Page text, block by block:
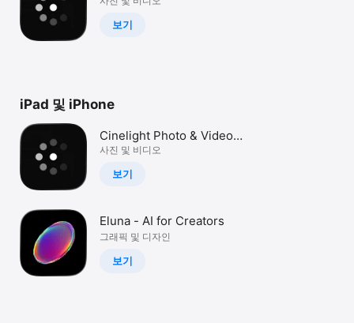
앱
Arcade
플랫폼
iPhone
iPad
Mac
Watch
TV
보기
iPad 및 iPhone
Cinelight Photo & Video
Editor
사진 및 비디오
보기
Eluna - AI for Creators
그래픽 및 디자인
보기